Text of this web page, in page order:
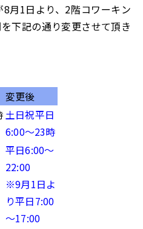
月1日より、2階コワーキン
下記の通り変更させて頂き
変更後
土日祝平日
6:00～23時
平日6:00～
22:00
※9月1日よ
り平日7:00
～17:00